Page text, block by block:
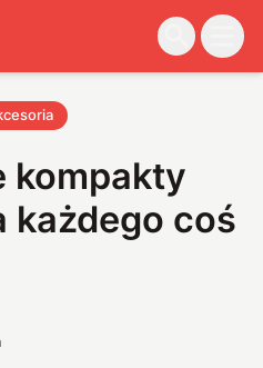
kompakty
każdego coś